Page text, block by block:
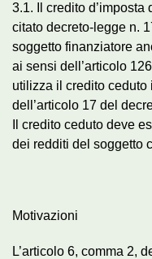
3.1. Il credito d’imposta
citato decreto-legge n.
soggetto finanziatore
ai sensi dell’articolo
utilizza il credito
dell’articolo 17 del
Il credito ceduto deve
dei redditi del soggetto
Motivazioni
L’articolo 6, comma 2,